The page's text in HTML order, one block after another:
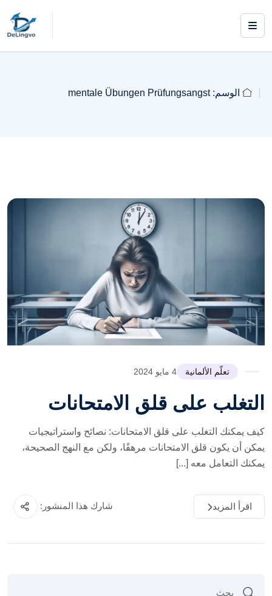
الوسم:mentale Übungen Prüfungsangst
تعلّم الألمانية 4 مايو 2024
التغلب على قلق الامتحانات
كيف يمكنك التغلب على قلق الامتحانات: نصائح واستراتيجيات
يمكن أن يكون قلق الامتحانات مرهقًا، ولكن مع النهج الصحيحة،
يمكنك التعامل معه [...]
اقرأ المزيد شارك هذا المنشور: